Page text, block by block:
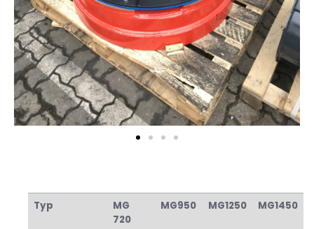
Typ
MG
720
MG950 MG1250 MG1450